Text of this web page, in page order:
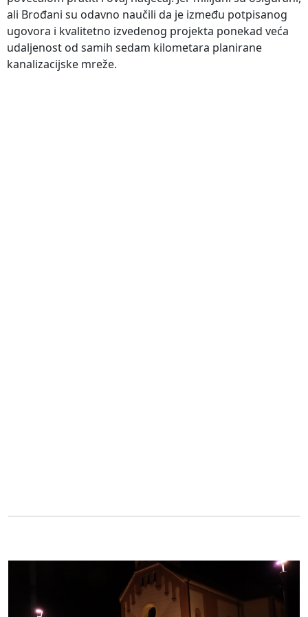
ali Brođani su odavno naučili da je između potpisanog
ugovora i kvalitetno izvedenog projekta ponekad veća
udaljenost od samih sedam kilometara planirane
kanalizacijske mreže.